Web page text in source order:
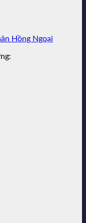
Hồng Ngoại